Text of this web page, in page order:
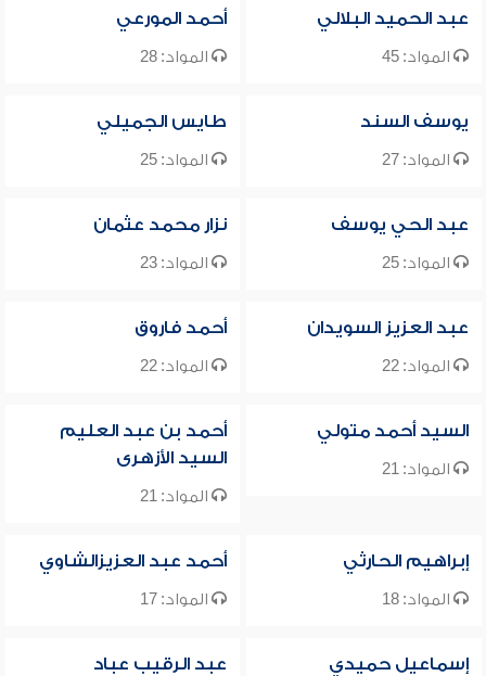
عبد الحميد البلالي
المواد: 45
أحمد المورعي
المواد: 28
يوسف السند
المواد: 27
طايس الجميلي
المواد: 25
عبد الحي يوسف
المواد: 25
نزار محمد عثمان
المواد: 23
عبد العزيز السويدان
المواد: 22
أحمد فاروق
المواد: 22
السيد أحمد متولي
المواد: 21
أحمد بن عبد العليم
السيد الأزهرى
المواد: 21
إبراهيم الحارثي
المواد: 18
أحمد عبد العزيزالشاوي
المواد: 17
إسماعيل حميدي عبد الرقيب عباد